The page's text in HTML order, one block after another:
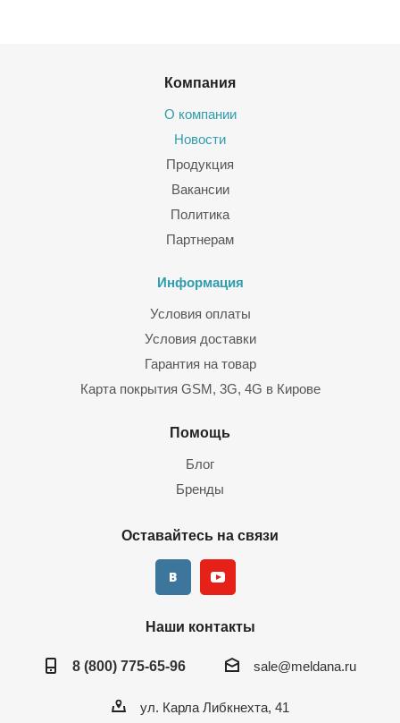
Компания
О компании
Новости
Продукция
Вакансии
Политика
Партнерам
Информация
Условия оплаты
Условия доставки
Гарантия на товар
Карта покрытия GSM, 3G, 4G в Кирове
Помощь
Блог
Бренды
Оставайтесь на связи
Наши контакты
8 (800) 775-65-96 sale@meldana.ru
ул. Карла Либкнехта, 41